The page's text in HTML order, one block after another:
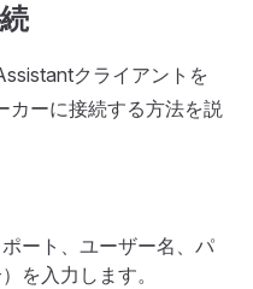
クライアントを
カーに接続する方法を説
ート、ユーザー名、パ
を入力します。